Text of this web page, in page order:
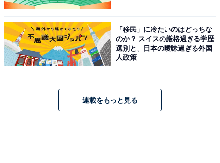
「移民」に冷たいのはどっちな
のか？ スイスの厳格過ぎる学歴
選別と、日本の曖昧過ぎる外国
人政策
連載をもっと見る